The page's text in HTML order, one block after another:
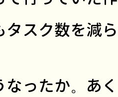
タスク数を減
なったか。あ